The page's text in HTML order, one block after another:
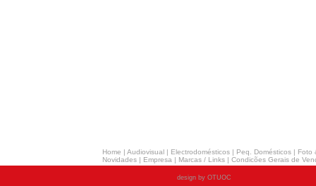
Home | Audiovisual | Electrodomésticos | Peq. Domésticos | Foto
Novidades | Empresa | Marcas / Links | Condicões Gerais de
design by OTUOC